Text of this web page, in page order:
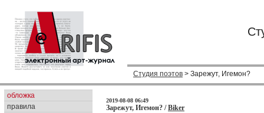
Студия поэтов > Зарежут, Игемон?
обложка
правила
2019-08-08 06:49
Зарежут, Игемон? /Biker